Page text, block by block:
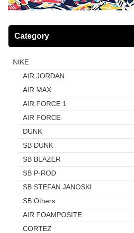
Category
NIKE
AIR JORDAN
AIR MAX
AIR FORCE 1
AIR FORCE
DUNK
SB DUNK
SB BLAZER
SB P-ROD
SB STEFAN JANOSKI
SB Others
AIR FOAMPOSITE
CORTEZ